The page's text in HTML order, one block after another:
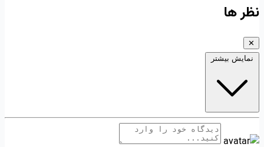
نظر ها
✕
نمایش بیشتر